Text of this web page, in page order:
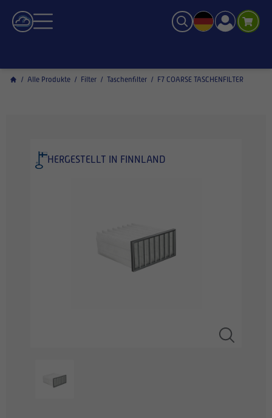
/ Alle Produkte / Filter / Taschenfilter / F7 COARSE TASCHENFILTER
HERGESTELLT IN FINNLAND